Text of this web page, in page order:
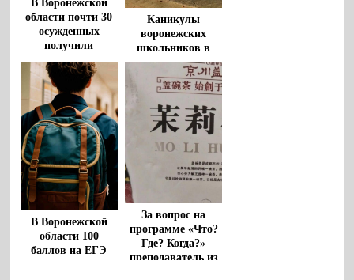
В Воронежской
области почти 30
осужденных
получили
основное и среднее
образование
Каникулы
воронежских
школьников в
новом учебном
году суммарно
продлятся 29 дней
В Воронежской
области 100
баллов на ЕГЭ
За вопрос на
программе «Что?
Где? Когда?»
преподаватель из